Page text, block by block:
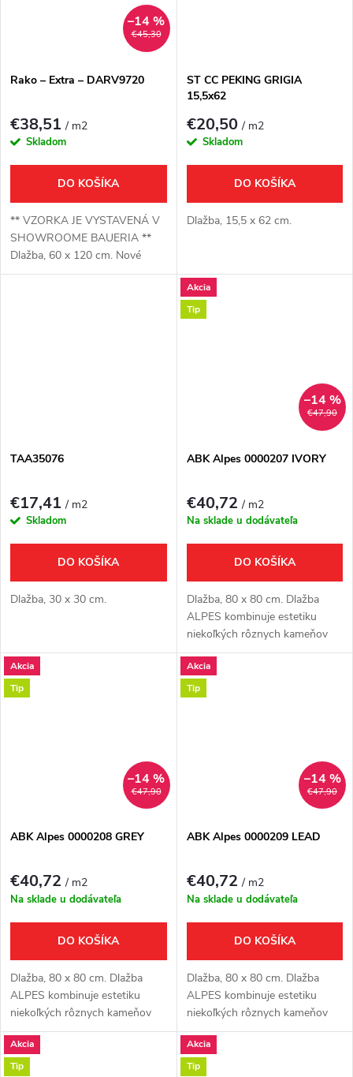
€45,30
–14 %
Rako – Extra – DARV9720
€38,51/ m2
Skladom
DO KOŠÍKA
** VZORKA JE VYSTAVENÁ V
SHOWROOME BAUERIA **
Dlažba, 60 x 120 cm. Nové
rozmery kalibrovaných dlaždíc
ST CC PEKING GRIGIA
15,5x62
€20,50/ m2
Skladom
DO KOŠÍKA
Dlažba, 15,5 x 62 cm.
TAA35076
€17,41/ m2
Skladom
DO KOŠÍKA
Dlažba, 30 x 30 cm.
Akcia
Tip
€47,90
–14 %
ABK Alpes 0000207 IVORY
€40,72/ m2
Na sklade u dodávateľa
DO KOŠÍKA
Dlažba, 80 x 80 cm. Dlažba
ALPES kombinuje estetiku
niekoľkých rôznych kameňov
pochádzajúcich z juhu
Francúzska. Nová luxusná
kolekcia presahuje hranice
Akcia
Tip
€47,90
–14 %
ABK Alpes 0000208 GREY
€40,72/ m2
Na sklade u dodávateľa
DO KOŠÍKA
Dlažba, 80 x 80 cm. Dlažba
ALPES kombinuje estetiku
niekoľkých rôznych kameňov
pochádzajúcich z juhu
Francúzska. Nová luxusná
kolekcia presahuje hranice
Akcia
Tip
€47,90
–14 %
ABK Alpes 0000209 LEAD
€40,72/ m2
Na sklade u dodávateľa
DO KOŠÍKA
Dlažba, 80 x 80 cm. Dlažba
ALPES kombinuje estetiku
niekoľkých rôznych kameňov
pochádzajúcich z juhu
Francúzska. Nová luxusná
kolekcia presahuje hranice
Akcia
Tip
Akcia
Tip